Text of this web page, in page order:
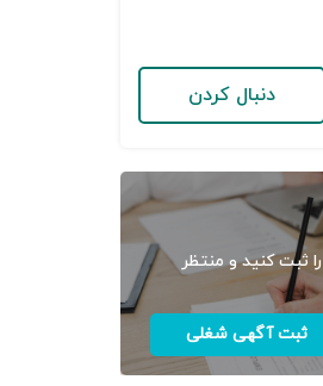
دنبال کردن
ثبت کنید و منتظر
ثبت آگهی شغلی